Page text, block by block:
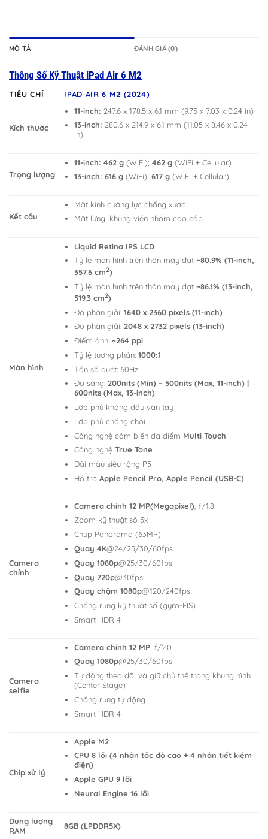
MÔ TẢ ĐÁNH GIÁ (0)
Thông Số Kỹ Thuật iPad Air 6 M2
TIÊU CHÍ IPAD AIR 6 M2 (2024)
Kích thước
11-inch: 247.6 x 178.5 x 6.1 mm (9.75 x 7.03 x 0.24 in)
13-inch: 280.6 x 214.9 x 6.1 mm (11.05 x 8.46 x 0.24
in)
Trọng lượng
11-inch: 462 g(WiFi);462 g (WiFi + Cellular)
13-inch: 616 g (WiFi);617 g (WiFi + Cellular)
Kết cấu
Mặt kính cường lực chống xước
Mặt lưng, khung viền nhôm cao cấp
Màn hình
Liquid Retina IPS LCD
Tỷ lệ màn hình trên thân máy đạt~80.9% (11-inch,
357.6 cm2)
Tỷ lệ màn hình trên thân máy đạt~86.1% (13-inch,
519.3 cm2)
Độ phân giải:1640 x 2360 pixels (11-inch)
Độ phân giải:2048 x 2732 pixels (13-inch)
Điểm ảnh:~264 ppi
Tỷ lệ tương phản:1000:1
Tần số quét: 60Hz
Độ sáng:200nits (Min) – 500nits (Max, 11-inch) |
600nits (Max, 13-inch)
Lớp phủ kháng dấu vân tay
Lớp phủ chống chói
Công nghệ cảm biến đa điểm Multi Touch
Công nghệTrue Tone
Dãi màu siêu rộng P3
Hỗ trợApple Pencil Pro, Apple Pencil (USB-C)
Camera
chính
Camera chính 12 MP(Megapixel) , f/1.8
Zoom kỹ thuật số 5x
Chụp Panorama (63MP)
Quay 4K@24/25/30/60fps
Quay 1080p@25/30/60fps
Quay 720p@30fps
Quay chậm 1080p@120/240fps
Chống rung kỹ thuật số (gyro-EIS)
Smart HDR 4
Camera
selfie
Camera chính 12 MP , f/2.0
Quay 1080p@25/30/60fps
Tự động theo dõi và giữ chủ thể trong khung hình
(Center Stage)
Chống rung tự động
Smart HDR 4
Chip xử lý
Apple M2
CPU 8 lõi (4 nhân tốc độ cao + 4 nhân tiết kiệm
điện)
Apple GPU 9 lõi
Neural Engine 16 lõi
Dung lượng
RAM
8GB (LPDDR5X)